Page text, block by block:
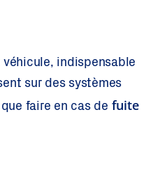
indispensable
sur des systèmes
faire en cas de fuite